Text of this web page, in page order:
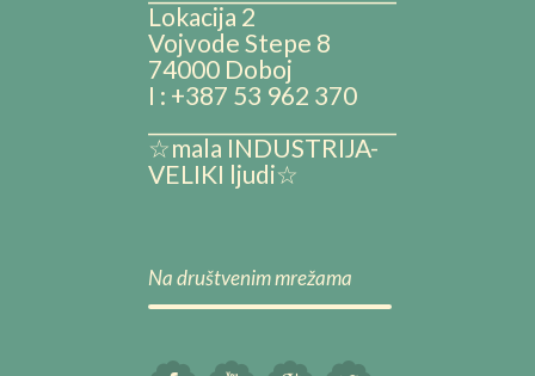
Lokacija 2
Vojvode Stepe 8
74000 Doboj
I : +387 53 962 370
☆mala INDUSTRIJA-
VELIKI ljudi☆
Na društvenim mrežama